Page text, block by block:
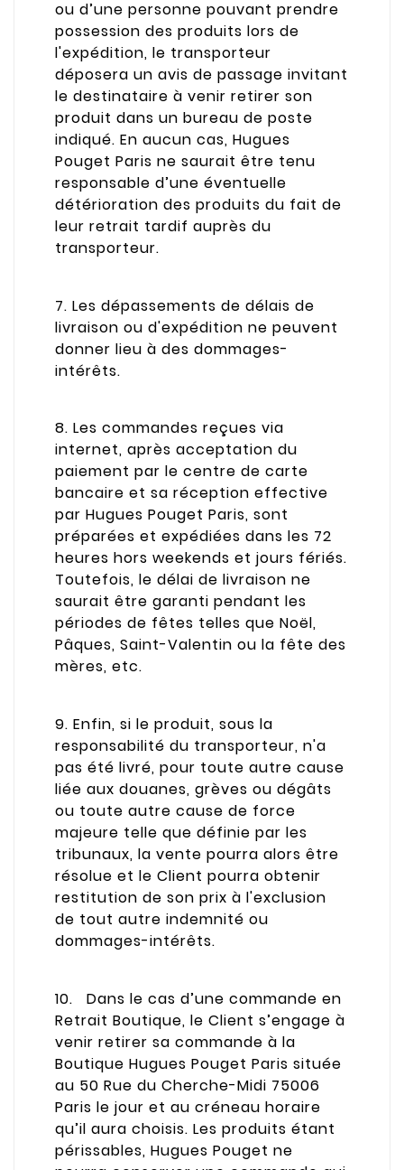
ou d’une personne pouvant prendre
possession des produits lors de
l'expédition, le transporteur
déposera un avis de passage invitant
le destinataire à venir retirer son
produit dans un bureau de poste
indiqué. En aucun cas, Hugues
Pouget Paris ne saurait être tenu
responsable d’une éventuelle
détérioration des produits du fait de
leur retrait tardif auprès du
transporteur.
7. Les dépassements de délais de
livraison ou d'expédition ne peuvent
donner lieu à des dommages-
intérêts.
8. Les commandes reçues via
internet, après acceptation du
paiement par le centre de carte
bancaire et sa réception effective
par Hugues Pouget Paris, sont
préparées et expédiées dans les 72
heures hors weekends et jours fériés.
Toutefois, le délai de livraison ne
saurait être garanti pendant les
périodes de fêtes telles que Noël,
Pâques, Saint-Valentin ou la fête des
mères, etc.
9. Enfin, si le produit, sous la
responsabilité du transporteur, n'a
pas été livré, pour toute autre cause
liée aux douanes, grèves ou dégâts
ou toute autre cause de force
majeure telle que définie par les
tribunaux, la vente pourra alors être
résolue et le Client pourra obtenir
restitution de son prix à l'exclusion
de tout autre indemnité ou
dommages-intérêts.
10. Dans le cas d’une commande en
Retrait Boutique, le Client s’engage à
venir retirer sa commande à la
Boutique Hugues Pouget Paris située
au 50 Rue du Cherche-Midi 75006
Paris le jour et au créneau horaire
qu’il aura choisis. Les produits étant
périssables, Hugues Pouget ne